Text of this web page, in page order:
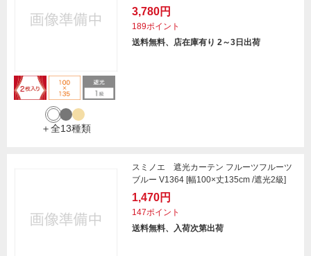
＋全13種類
3,780円
189ポイント
送料無料、店在庫有り 2～3日出荷
スミノエ 遮光カーテン フルーツフルーツ
ブルー V1364 [幅100×丈135cm /遮光2級]
1,470円
147ポイント
送料無料、入荷次第出荷